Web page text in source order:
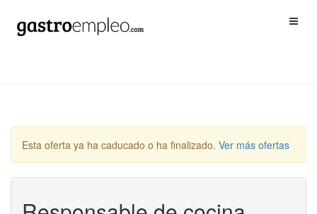
Esta oferta ya ha caducado o ha finalizado. Ver más ofertas